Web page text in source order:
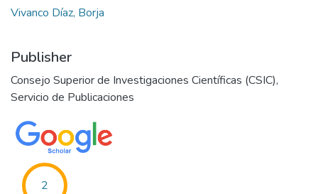
Vivanco Díaz, Borja
Publisher
Consejo Superior de Investigaciones Científicas (CSIC),
Servicio de Publicaciones
2